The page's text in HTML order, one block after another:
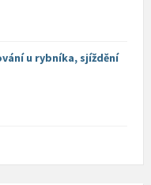
u rybníka, sjíždění